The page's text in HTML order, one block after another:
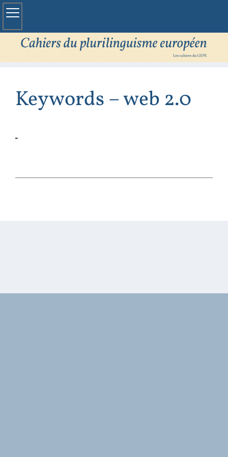
Keywords – web 2.0
Koenig‑Wiśniewska